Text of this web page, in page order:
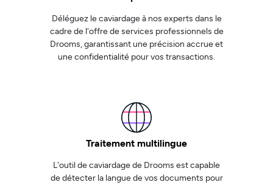
Déléguez le caviardage à nos experts dans le
cadre de l'offre de services professionnels de
Drooms, garantissant une précision accrue et
une confidentialité pour vos transactions.
Traitement multilingue
L'outil de caviardage de Drooms est capable
de détecter la langue de vos documents pour